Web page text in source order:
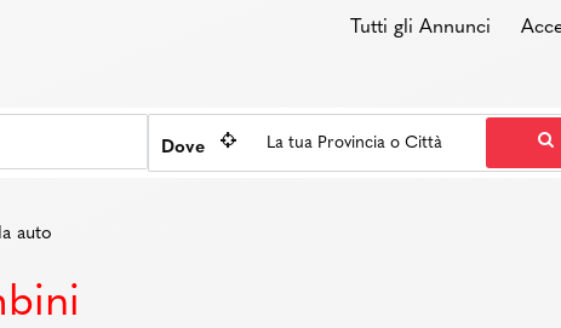
Tutti gli Annunci
Dove
auto